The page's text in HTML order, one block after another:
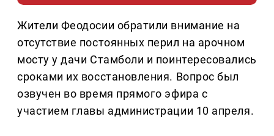
Жители Феодосии обратили внимание на
отсутствие постоянных перил на арочном
мосту у дачи Стамболи и поинтересовались
сроками их восстановления. Вопрос был
озвучен во время прямого эфира с
участием главы администрации 10 апреля.